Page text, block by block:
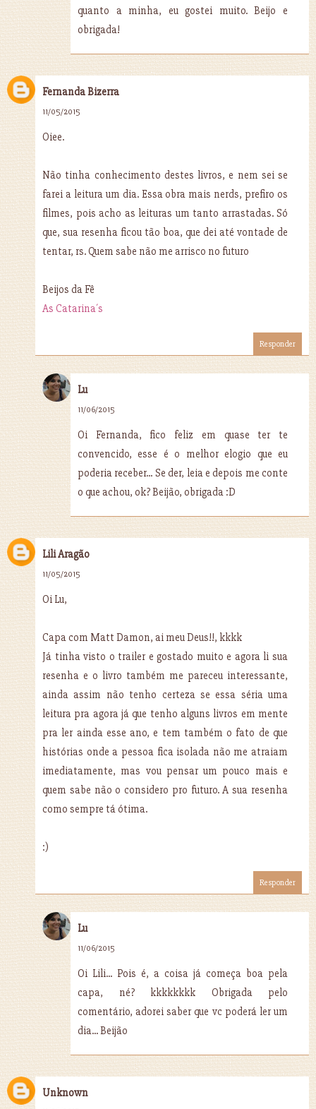
quanto a minha, eu gostei muito. Beijo e
obrigada!
Fernanda Bizerra
11/05/2015
Oiee.
Não tinha conhecimento destes livros, e nem sei se
farei a leitura um dia. Essa obra mais nerds, prefiro os
filmes, pois acho as leituras um tanto arrastadas. Só
que, sua resenha ficou tão boa, que dei até vontade de
tentar, rs. Quem sabe não me arrisco no futuro
Beijos da Fê
As Catarina´s
Responder
Lu
11/06/2015
Oi Fernanda, fico feliz em quase ter te
convencido, esse é o melhor elogio que eu
poderia receber... Se der, leia e depois me conte
o que achou, ok? Beijão, obrigada :D
Lili Aragão
11/05/2015
Oi Lu,
Capa com Matt Damon, ai meu Deus!!, kkkk
Já tinha visto o trailer e gostado muito e agora li sua
resenha e o livro também me pareceu interessante,
ainda assim não tenho certeza se essa séria uma
leitura pra agora já que tenho alguns livros em mente
pra ler ainda esse ano, e tem também o fato de que
histórias onde a pessoa fica isolada não me atraiam
imediatamente, mas vou pensar um pouco mais e
quem sabe não o considero pro futuro. A sua resenha
como sempre tá ótima.
:)
Responder
Lu
11/06/2015
Oi Lili... Pois é, a coisa já começa boa pela
capa, né? kkkkkkkk Obrigada pelo
comentário, adorei saber que vc poderá ler um
dia... Beijão
Unknown